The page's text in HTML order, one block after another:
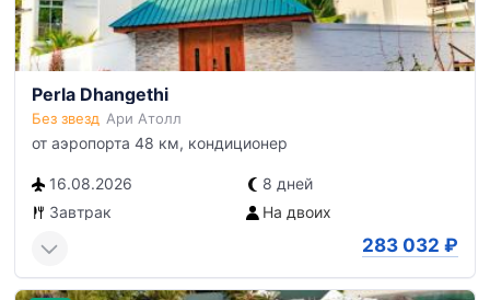
Perla Dhangethi
Без звезд Ари Атолл
от аэропорта 48 км, кондиционер
16.08.2026
8 дней
Завтрак
На двоих
283 032 ₽